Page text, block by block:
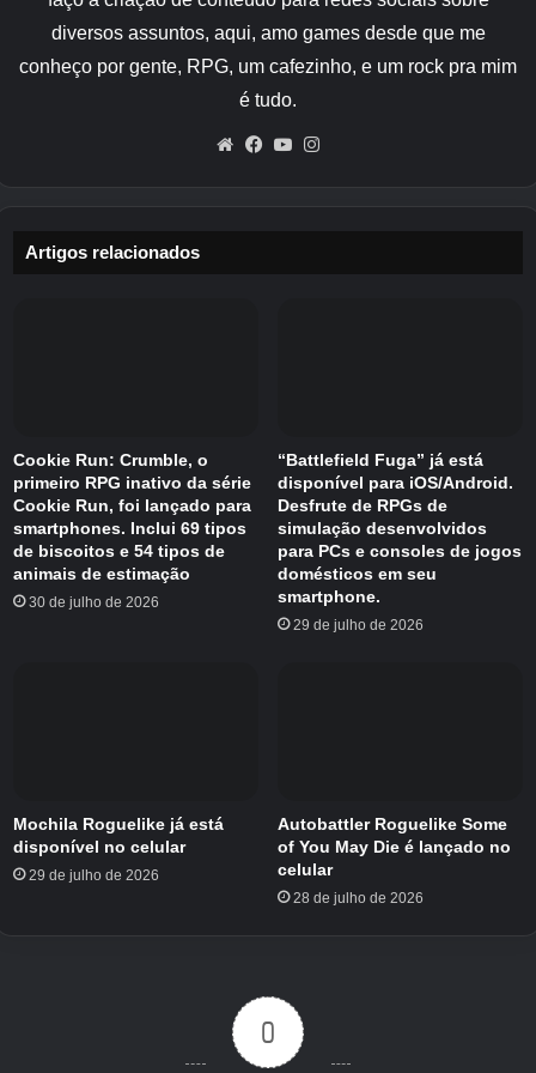
Mestre da Bigorna (nome a confirmar)
Títulos de mineração
Explorador de Cristal
Conquistador Habilidoso
(nome a confirmar)
Caçador de elite(nome a confirmar)
Mestre do Campo de Batalha(nome a confirmar)
Títulos diversos
diversos assuntos, aqui, amo games desde que me
conheço por gente, RPG, um cafezinho, e um rock pra mim
é tudo.
WebsiteFacebook
YouTube
Artigos relacionados
Cookie Run: Crumble, o
primeiro RPG inativo da série
Cookie Run, foi lançado para
smartphones. Inclui 69 tipos
de biscoitos e 54 tipos de
animais de estimação
30 de julho de 2026
“Battlefield Fuga” já está
disponível para iOS/Android.
Desfrute de RPGs de
simulação desenvolvidos
para PCs e consoles de jogos
domésticos em seu
smartphone.
29 de julho de 2026
Mochila Roguelike já está
disponível no celular
29 de julho de 2026
Autobattler Roguelike Some
of You May Die é lançado no
celular
28 de julho de 2026
0